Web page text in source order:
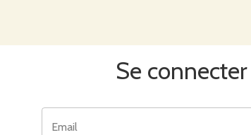
Se connecter
Email